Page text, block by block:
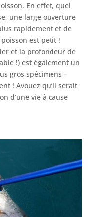
En effet, quel
une large ouverture
rapidement et de
est petit !
et la profondeur de
!) est également un
gros spécimens –
! Avouez qu’il serait
d’une vie à cause